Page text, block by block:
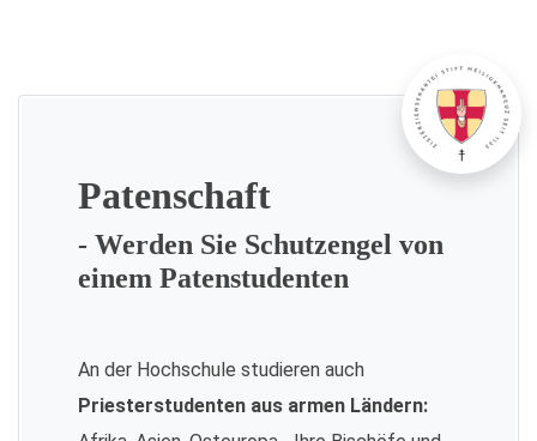
Patenschaft
- Werden Sie Schutzengel von
einem Patenstudenten
An der Hochschule studieren auch
Priesterstudenten aus armen Ländern: